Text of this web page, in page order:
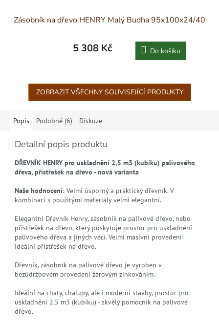
Zásobník na dřevo HENRY Malý Budha 95x100x24/40
5 308 Kč Do košíku
ZOBRAZIT VŠECHNY SOUVISEJÍCÍ PRODUKTY
Popis Podobné (6) Diskuze
Detailní popis produktu
DŘEVNÍK HENRY pro uskladnění 2,5 m3 (kubíku) palivového
dřeva, přístřešek na dřevo - nová varianta
Naše hodnocení: Velmi úsporný a praktický dřevník. V
kombinaci s použitými materiály velmi elegantní.
Elegantní Dřevník Henry, zásobník na palivové dřevo, nebo
přístřešek na dřevo, který poskytuje prostor pro uskladnění
palivového dřeva a jiných věcí. Velmi masivní provedení!
Ideální přístřešek na dřevo.
Dřevník, zásobník na palivové dřevo je vyroben v
bezúdržbovém provedení žárovým zinkováním.
Ideální na chaty, chalupy, ale i moderní stavby, prostor pro
uskladnění 2,5 m3 (kubíku) - skvělý pomocník na palivové
dřevo.